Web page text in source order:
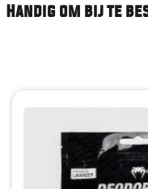
Handig om bij te